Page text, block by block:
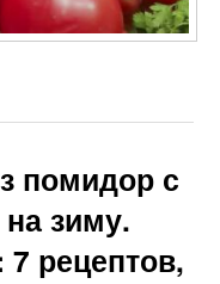
помидор с
зиму.
рецептов,